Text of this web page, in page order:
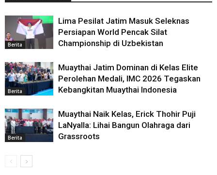
Berita
Lima Pesilat Jatim Masuk Seleknas
Persiapan World Pencak Silat
Championship di Uzbekistan
Berita
Muaythai Jatim Dominan di Kelas Elite
Perolehan Medali, IMC 2026 Tegaskan
Kebangkitan Muaythai Indonesia
Berita
Muaythai Naik Kelas, Erick Thohir Puji
LaNyalla: Lihai Bangun Olahraga dari
Grassroots